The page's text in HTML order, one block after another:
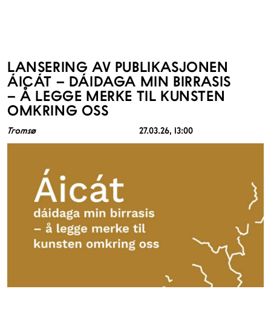
LANSERING AV PUBLIKASJONEN
ÁICÁT – DÁIDAGA MIN BIRRASIS
– Å LEGGE MERKE TIL KUNSTEN
OMKRING OSS
Tromsø 27.03.26, 13:00